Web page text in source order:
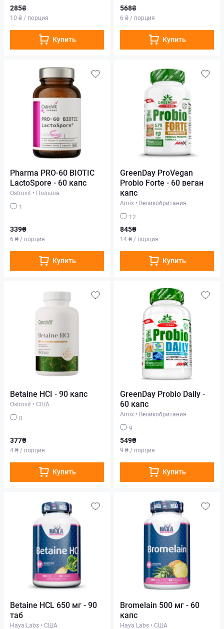
285₴
10 ₴ / порция
Купить
568₴
6 ₴ / порция
Купить
Pharma PRO-60 BIOTIC
LactoSpore - 60 капс
Ostrovit • Польша
1
339₴
6 ₴ / порция
Купить
GreenDay ProVegan
Probio Forte - 60 веган
капс
Amix • Великобритания
12
845₴
14 ₴ / порция
Купить
Betaine HCI - 90 капс
Ostrovit • США
0
377₴
4 ₴ / порция
Купить
GreenDay Probio Daily -
60 капс
Amix • Великобритания
9
549₴
9 ₴ / порция
Купить
Betaine HCL 650 мг - 90
таб
Haya Labs • США
Bromelain 500 мг - 60
капс
Haya Labs • США